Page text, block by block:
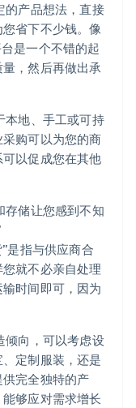
的产品想法，直接
省下不少钱。像
是一个不错的起
，然后再做出承
本地、手工或可持
购可以为您的商
以促成您在其他
存储让您感到不知
是指与供应商合
就不必亲自处理
时间即可，因为
倾向，可以考虑设
定制服装，还是
完全独特的产
够应对需求增长